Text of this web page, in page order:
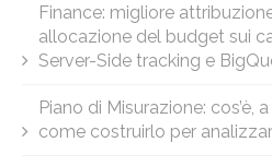
Finance: migliore
allocazione del budget sui
Server-Side tracking e
Piano di Misurazione: cos’è,
come costruirlo per